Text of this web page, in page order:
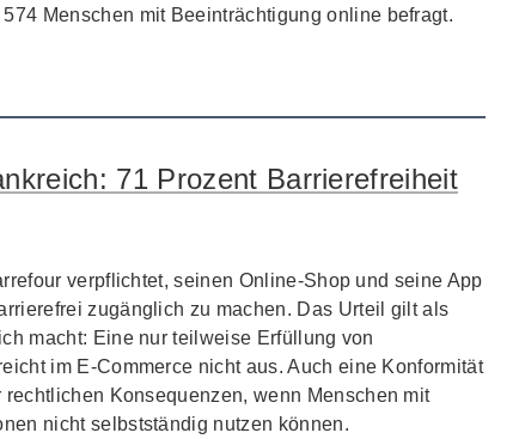
Menschen mit Beeinträchtigung online befragt.
71 Prozent Barrierefreiheit
verpflichtet, seinen Online-Shop und seine App
zugänglich zu machen. Das Urteil gilt als
macht: Eine nur teilweise Erfüllung von
im E-Commerce nicht aus. Auch eine Konformität
Konsequenzen, wenn Menschen mit
nicht selbstständig nutzen können.